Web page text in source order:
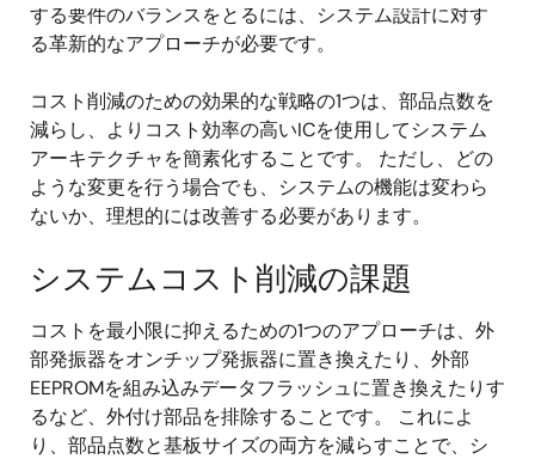
する要件のバランスをとるには、システム設計に対す
る革新的なアプローチが必要です。
コスト削減のための効果的な戦略の1つは、部品点数を
減らし、よりコスト効率の高いICを使用してシステム
アーキテクチャを簡素化することです。 ただし、どの
ような変更を行う場合でも、システムの機能は変わら
ないか、理想的には改善する必要があります。
システムコスト削減の課題
コストを最小限に抑えるための1つのアプローチは、外
部発振器をオンチップ発振器に置き換えたり、外部
EEPROMを組み込みデータフラッシュに置き換えたりす
るなど、外付け部品を排除することです。 これによ
り、部品点数と基板サイズの両方を減らすことで、シ